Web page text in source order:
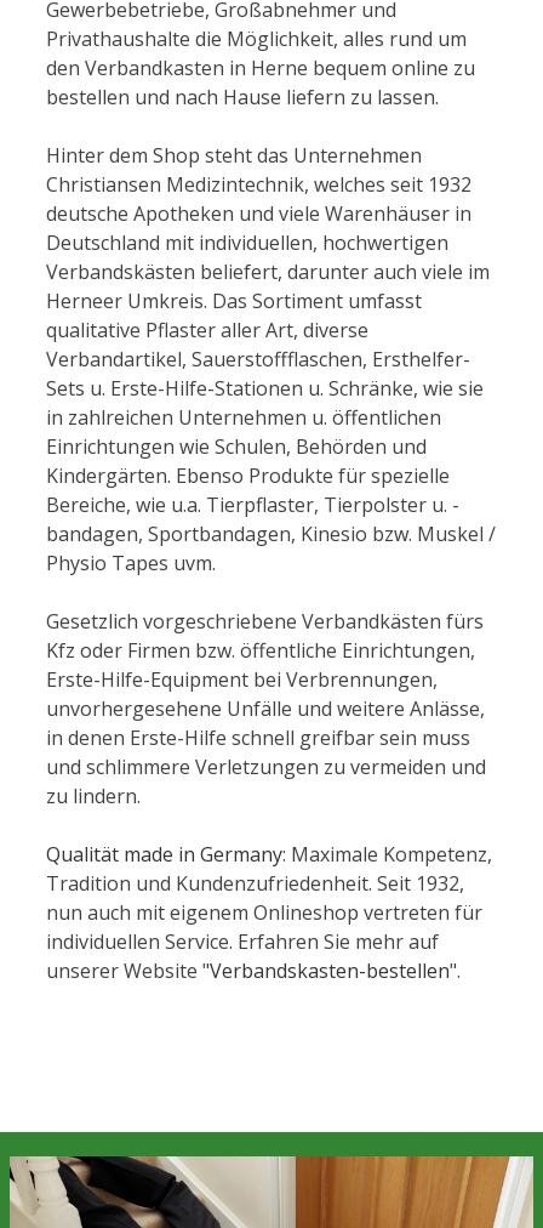
Gewerbebetriebe, Großabnehmer und
Privathaushalte die Möglichkeit, alles rund um
den Verbandkasten in Herne bequem online zu
bestellen und nach Hause liefern zu lassen.
Hinter dem Shop steht das Unternehmen
Christiansen Medizintechnik, welches seit 1932
deutsche Apotheken und viele Warenhäuser in
Deutschland mit individuellen, hochwertigen
Verbandskästen beliefert, darunter auch viele im
Herneer Umkreis. Das Sortiment umfasst
qualitative Pflaster aller Art, diverse
Verbandartikel, Sauerstoffflaschen, Ersthelfer-
Sets u. Erste-Hilfe-Stationen u. Schränke, wie sie
in zahlreichen Unternehmen u. öffentlichen
Einrichtungen wie Schulen, Behörden und
Kindergärten. Ebenso Produkte für spezielle
Bereiche, wie u.a. Tierpflaster, Tierpolster u. -
bandagen, Sportbandagen, Kinesio bzw. Muskel /
Physio Tapes uvm.
Gesetzlich vorgeschriebene Verbandkästen fürs
Kfz oder Firmen bzw. öffentliche Einrichtungen,
Erste-Hilfe-Equipment bei Verbrennungen,
unvorhergesehene Unfälle und weitere Anlässe,
in denen Erste-Hilfe schnell greifbar sein muss
und schlimmere Verletzungen zu vermeiden und
zu lindern.
Qualität made in Germany: Maximale Kompetenz,
Tradition und Kundenzufriedenheit. Seit 1932,
nun auch mit eigenem Onlineshop vertreten für
individuellen Service. Erfahren Sie mehr auf
unserer Website "Verbandskasten-bestellen".